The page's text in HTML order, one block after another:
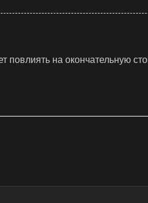
повлиять на окончательную